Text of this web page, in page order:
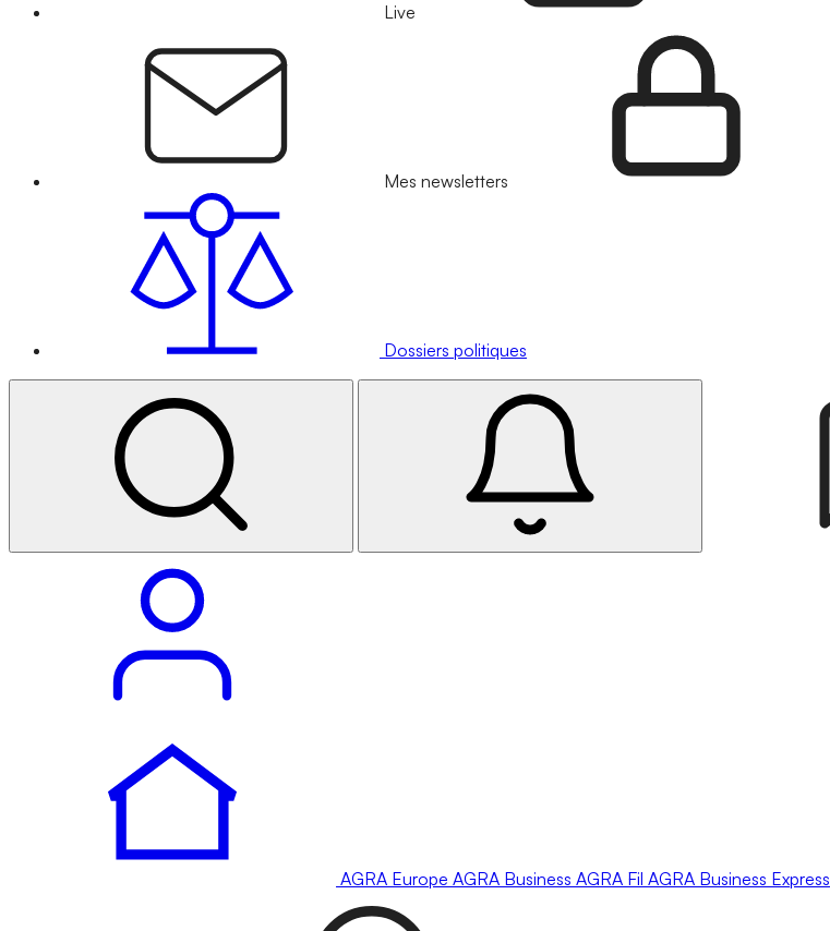
Live
Mes newsletters
Dossiers politiques
AGRA Europe AGRA Business AGRA Fil AGRA Business Express